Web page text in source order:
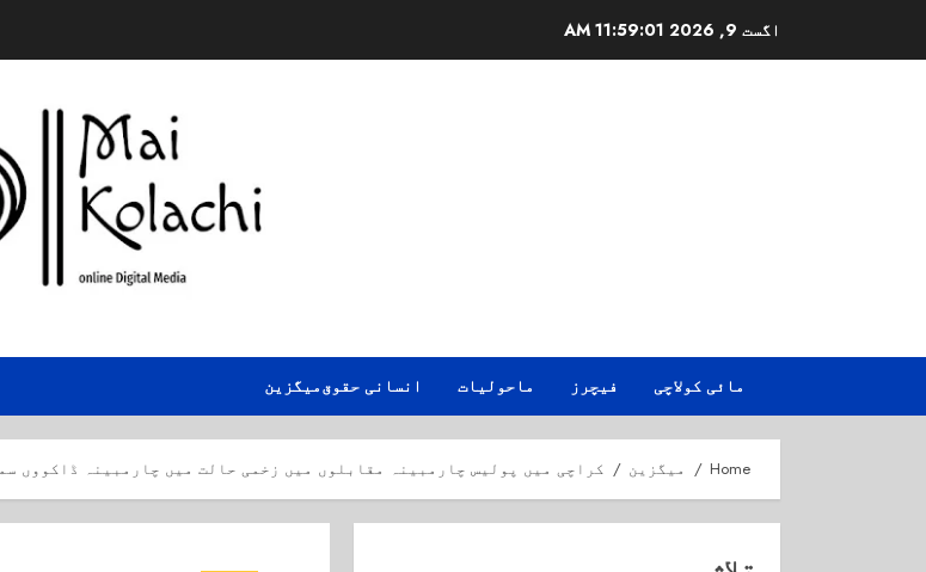
اگست 9, 2026 11:59:02 AM
مائی کولاچی فیچرز ماحولیات انسانی حقوقمیگزین
Home میگزین کراچی میں پولیس چارمبینہ مقابلوں میں زخمی حالت میں چارمبینہ ڈاکووں